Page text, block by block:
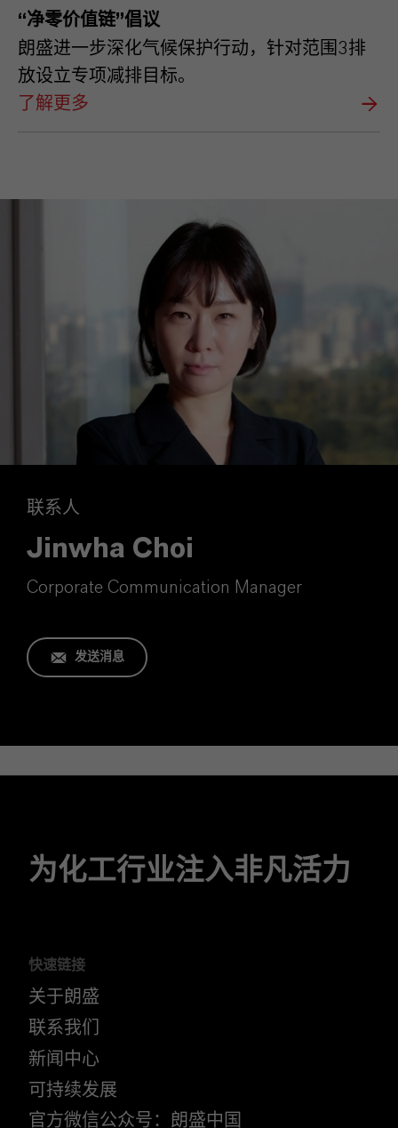
“净零价值链”倡议
朗盛进一步深化气候保护行动，针对范围3排
放设立专项减排目标。
了解更多
联系人
Jinwha Choi
Corporate Communication Manager
发送消息
为化工行业注入非凡活力
快速链接
关于朗盛
联系我们
新闻中心
可持续发展
官方微信公众号：朗盛中国